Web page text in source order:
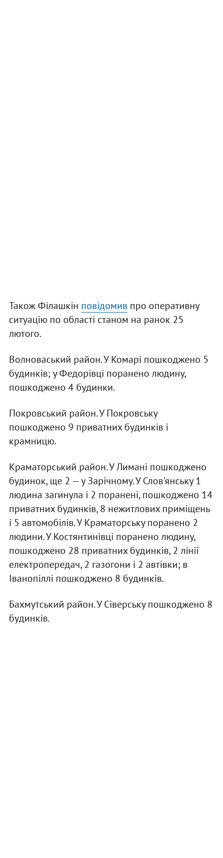
Також Філашкін повідомив про оперативну
ситуацію по області станом на ранок 25
лютого.
Волноваський район. У Комарі пошкоджено 5
будинків; у Федорівці поранено людину,
пошкоджено 4 будинки.
Покровський район. У Покровську
пошкоджено 9 приватних будинків і
крамницю.
Краматорський район. У Лимані пошкоджено
будинок, ще 2 — у Зарічному. У Слов'янську 1
людина загинула і 2 поранені, пошкоджено 14
приватних будинків, 8 нежитлових приміщень
і 5 автомобілів. У Краматорську поранено 2
людини. У Костянтинівці поранено людину,
пошкоджено 28 приватних будинків, 2 лінії
електропередач, 2 газогони і 2 автівки; в
Іванопіллі пошкоджено 8 будинків.
Бахмутський район. У Сіверську пошкоджено 8
будинків.